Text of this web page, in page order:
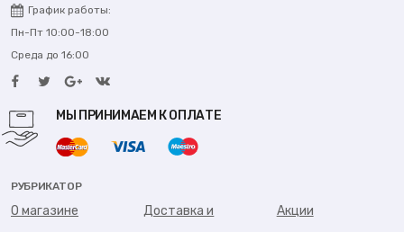
График работы:
Пн-Пт 10:00-18:00
Среда до 16:00
МЫ ПРИНИМАЕМ К ОПЛАТЕ
РУБРИКАТОР
О магазине
Доставка и
Акции